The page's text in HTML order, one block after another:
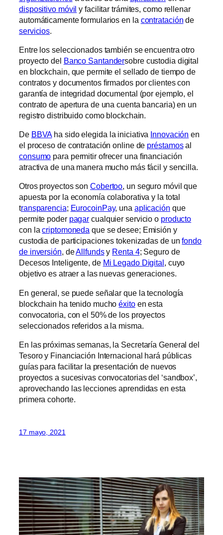
dispositivo móvil y facilitar trámites, como rellenar
automáticamente formularios en la contratación de
servicios.
Entre los seleccionados también se encuentra otro
proyecto del Banco Santandersobre custodia digital
en blockchain, que permite el sellado de tiempo de
contratos y documentos firmados por clientes con
garantía de integridad documental (por ejemplo, el
contrato de apertura de una cuenta bancaria) en un
registro distribuido como blockchain.
De BBVAha sido elegida la iniciativa Innovación en
el proceso de contratación online de préstamosal
consumo para permitir ofrecer una financiación
atractiva de una manera mucho más fácil y sencilla.
Otros proyectos son Cobertoo, un seguro móvil que
apuesta por la economía colaborativa y la total
transparencia; EurocoinPay, una aplicación que
permite poder pagar cualquier servicio o producto
con lacriptomoneda que se desee; Emisión y
custodia de participaciones tokenizadas de unfondo
de inversión, deAllfundsy Renta 4; Seguro de
Decesos Inteligente, de Mi Legado Digital , cuyo
objetivo es atraer a las nuevas generaciones.
En general, se puede señalar que la tecnología
blockchain ha tenido muchoéxitoen esta
convocatoria, con el 50% de los proyectos
seleccionados referidos a la misma.
En las próximas semanas, la Secretaría General del
Tesoro y Financiación Internacional hará públicas
guías para facilitar la presentación de nuevos
proyectos a sucesivas convocatorias del ‘sandbox’,
aprovechando las lecciones aprendidas en esta
primera cohorte.
17 mayo, 2021